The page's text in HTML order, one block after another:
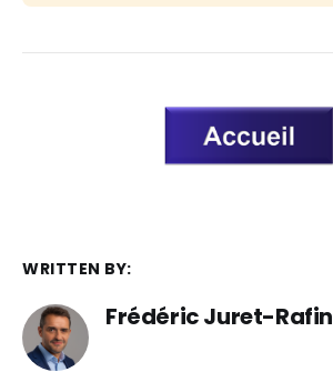
WRITTEN BY:
Frédéric Juret-Rafin